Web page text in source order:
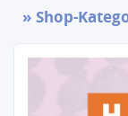
Shop-